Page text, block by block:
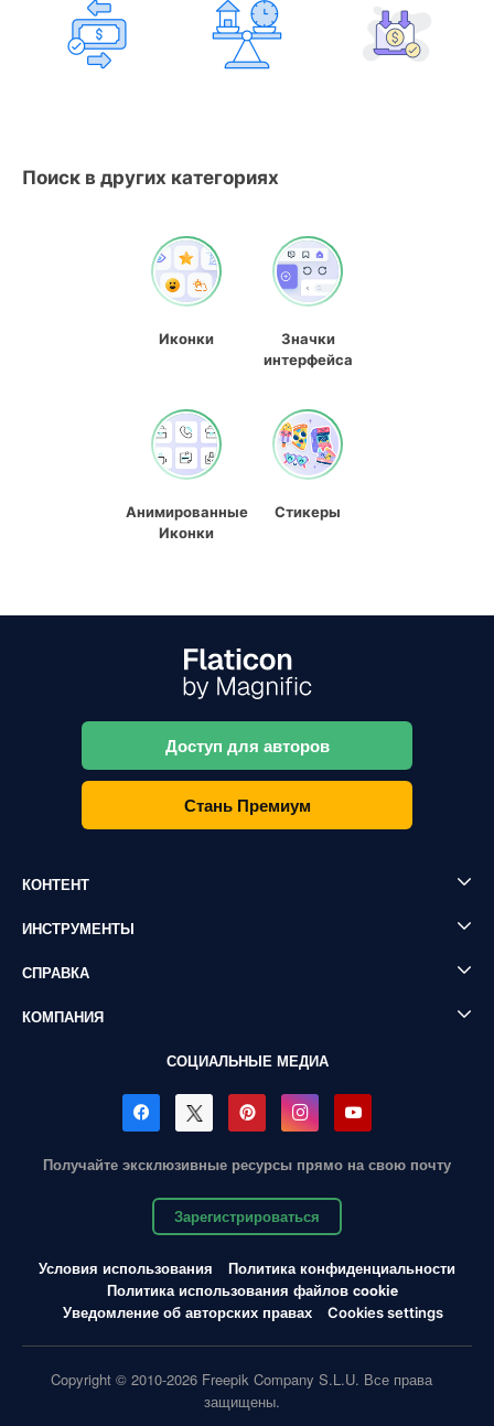
Поиск в других категориях
Иконки
Значки
интерфейса
Анимированные
Иконки
Стикеры
Доступ для авторов
Стань Премиум
КОНТЕНТ
ИНСТРУМЕНТЫ
СПРАВКА
КОМПАНИЯ
СОЦИАЛЬНЫЕ МЕДИА
Получайте эксклюзивные ресурсы прямо на свою почту
Зарегистрироваться
Условия использования
Политика конфиденциальности
Политика использования файлов cookie
Уведомление об авторских правах
Cookies settings
Copyright © 2010-2026 Freepik Company S.L.U. Все права
защищены.